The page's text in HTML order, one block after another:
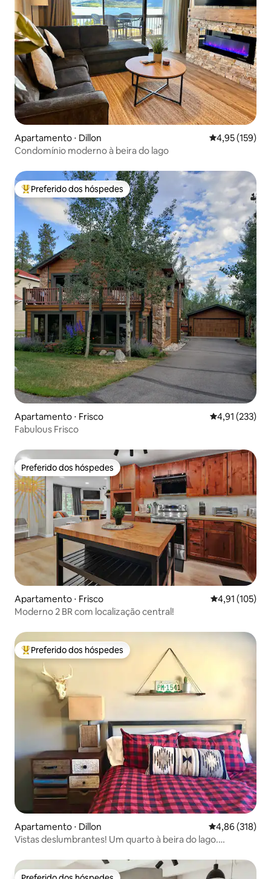
Apartamento ⋅ Dillon 4,95 de uma
4,95 (159)
Condomínio moderno à beira do lago
Entre os melhores preferidos dos hóspedes
Preferido dos hóspedes
Apartamento ⋅ Frisco 4,91 de uma
4,91 (233)
Fabulous Frisco
Preferido dos hóspedes
Preferido dos hóspedes
Apartamento ⋅ Frisco 4,91 de uma
4,91 (105)
Moderno 2 BR com localização central!
Entre os melhores preferidos dos hóspedes
Preferido dos hóspedes
Apartamento ⋅ Dillon 4,86 de uma
4,86 (318)
Vistas deslumbrantes! Um quarto à beira do lago.